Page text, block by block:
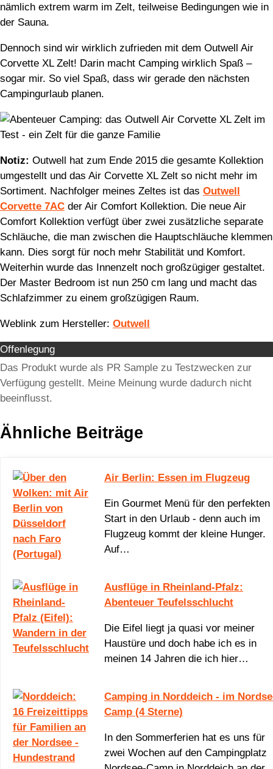
nämlich extrem warm im Zelt, teilweise Bedingungen wie in
der Sauna.
Dennoch sind wir wirklich zufrieden mit dem Outwell Air
Corvette XL Zelt! Darin macht Camping wirklich Spaß –
sogar mir. So viel Spaß, dass wir gerade den nächsten
Campingurlaub planen.
Notiz: Outwell hat zum Ende 2015 die gesamte Kollektion
umgestellt und das Air Corvette XL Zelt so nicht mehr im
Sortiment. Nachfolger meines Zeltes ist das Outwell
Corvette 7AC der Air Comfort Kollektion. Die neue Air
Comfort Kollektion verfügt über zwei zusätzliche separate
Schläuche, die man zwischen die Hauptschläuche klemmen
kann. Dies sorgt für noch mehr Stabilität und Komfort.
Weiterhin wurde das Innenzelt noch großzügiger gestaltet.
Der Master Bedroom ist nun 250 cm lang und macht das
Schlafzimmer zu einem großzügigen Raum.
Weblink zum Hersteller: Outwell
Offenlegung
Das Produkt wurde als PR Sample zu Testzwecken zur
Verfügung gestellt. Meine Meinung wurde dadurch nicht
beeinflusst.
Ähnliche Beiträge
Air Berlin: Essen im Flugzeug
Ein Gourmet Menü für den perfekten
Start in den Urlaub - denn auch im
Flugzeug kommt der kleine Hunger.
Auf…
Ausflüge in Rheinland-Pfalz:
Abenteuer Teufelsschlucht
Die Eifel liegt ja quasi vor meiner
Haustüre und doch habe ich es in
meinen 14 Jahren die ich hier…
Camping in Norddeich - im
Camp (4 Sterne)
In den Sommerferien hat es uns für
zwei Wochen auf den Campingplatz